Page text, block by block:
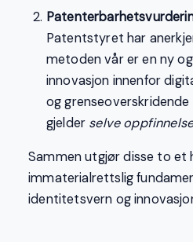
Patentstyret har
metoden vår er en ny
innovasjon innenfor
og
gjelder selve
Sammen utgjør disse to et
immaterialrettslig
identitetsvern og